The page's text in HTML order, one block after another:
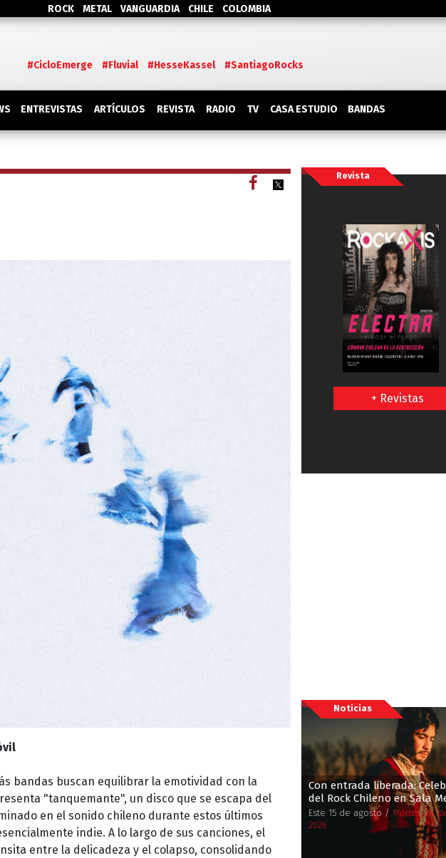
ROCK METAL VANGUARDIA CHILE COLOMBIA
#CicloEmerge #Fluvial #HesseKassel #SantiagoRocks
ENTREVISTAS ARTÍCULOS REVISTA RADIO TV CASA ESTUDIO BANDAS
bandas buscan equilibrar la emotividad con la
"tanquemante", un disco que se escapa del
en el sonido chileno durante estos últimos
indie. A lo largo de sus canciones, el
entre la delicadeza y el colapso, consolidando
Revista
+ Revistas
Noticias
Con entrada liberada:
del Rock Chileno en Sala
Este 15 de agosto /Martes, 04
2026